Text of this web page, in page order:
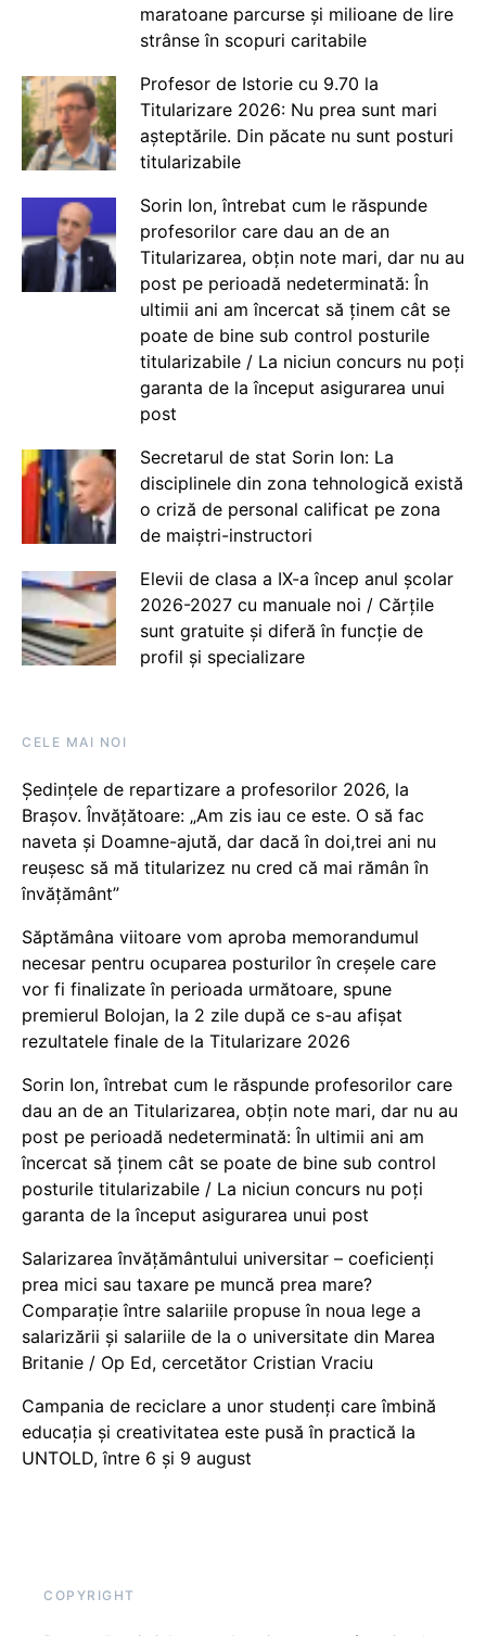
maratoane parcurse și milioane de lire
strânse în scopuri caritabile
Profesor de Istorie cu 9.70 la
Titularizare 2026: Nu prea sunt mari
așteptările. Din păcate nu sunt posturi
titularizabile
Sorin Ion, întrebat cum le răspunde
profesorilor care dau an de an
Titularizarea, obțin note mari, dar nu au
post pe perioadă nedeterminată: În
ultimii ani am încercat să ținem cât se
poate de bine sub control posturile
titularizabile / La niciun concurs nu poți
garanta de la început asigurarea unui
post
Secretarul de stat Sorin Ion: La
disciplinele din zona tehnologică există
o criză de personal calificat pe zona
de maiștri-instructori
Elevii de clasa a IX-a încep anul școlar
2026-2027 cu manuale noi / Cărțile
sunt gratuite și diferă în funcție de
profil și specializare
CELE MAI NOI
Ședințele de repartizare a profesorilor 2026, la
Brașov. Învățătoare: „Am zis iau ce este. O să fac
naveta și Doamne-ajută, dar dacă în doi,trei ani nu
reușesc să mă titularizez nu cred că mai rămân în
învățământ”
Săptămâna viitoare vom aproba memorandumul
necesar pentru ocuparea posturilor în creșele care
vor fi finalizate în perioada următoare, spune
premierul Bolojan, la 2 zile după ce s-au afișat
rezultatele finale de la Titularizare 2026
Sorin Ion, întrebat cum le răspunde profesorilor care
dau an de an Titularizarea, obțin note mari, dar nu au
post pe perioadă nedeterminată: În ultimii ani am
încercat să ținem cât se poate de bine sub control
posturile titularizabile / La niciun concurs nu poți
garanta de la început asigurarea unui post
Salarizarea învățământului universitar – coeficienți
prea mici sau taxare pe muncă prea mare?
Comparație între salariile propuse în noua lege a
salarizării și salariile de la o universitate din Marea
Britanie / Op Ed, cercetător Cristian Vraciu
Campania de reciclare a unor studenți care îmbină
educația și creativitatea este pusă în practică la
UNTOLD, între 6 și 9 august
COPYRIGHT